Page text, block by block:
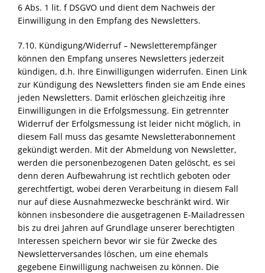
6 Abs. 1 lit. f DSGVO und dient dem Nachweis der
Einwilligung in den Empfang des Newsletters.
7.10. Kündigung/Widerruf – Newsletterempfänger
können den Empfang unseres Newsletters jederzeit
kündigen, d.h. Ihre Einwilligungen widerrufen. Einen Link
zur Kündigung des Newsletters finden sie am Ende eines
jeden Newsletters. Damit erlöschen gleichzeitig ihre
Einwilligungen in die Erfolgsmessung. Ein getrennter
Widerruf der Erfolgsmessung ist leider nicht möglich, in
diesem Fall muss das gesamte Newsletterabonnement
gekündigt werden. Mit der Abmeldung von Newsletter,
werden die personenbezogenen Daten gelöscht, es sei
denn deren Aufbewahrung ist rechtlich geboten oder
gerechtfertigt, wobei deren Verarbeitung in diesem Fall
nur auf diese Ausnahmezwecke beschränkt wird. Wir
können insbesondere die ausgetragenen E-Mailadressen
bis zu drei Jahren auf Grundlage unserer berechtigten
Interessen speichern bevor wir sie für Zwecke des
Newsletterversandes löschen, um eine ehemals
gegebene Einwilligung nachweisen zu können. Die